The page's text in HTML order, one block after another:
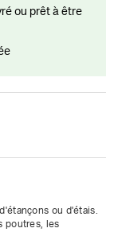
ou d'étais.
poutres, les